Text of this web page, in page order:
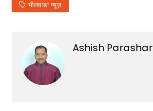
भीलवाडा न्यूज़
Ashish Parashar